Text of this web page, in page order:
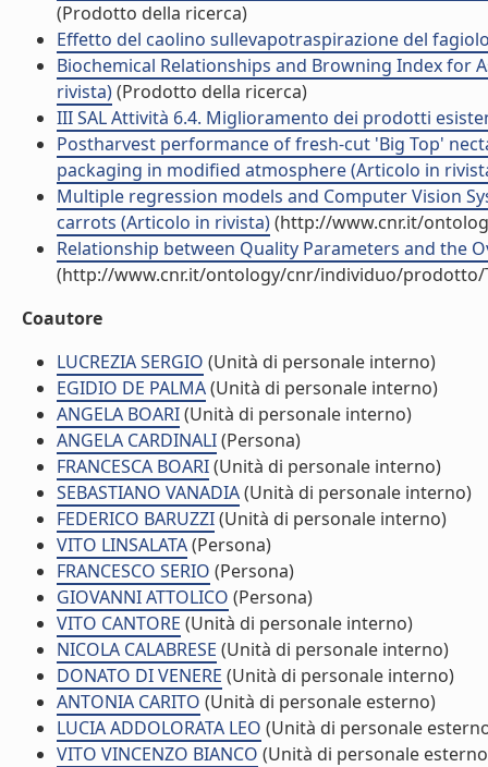
(Prodotto della ricerca)
Effetto del caolino sullevapotraspirazione del
Biochemical Relationships and Browning Index for
rivista)(Prodotto della ricerca)
III SAL Attività 6.4. Miglioramento dei prodotti
Postharvest performance of fresh-cut 'Big Top'
packaging in modified atmosphere (Articolo in
Multiple regression models and Computer Vision
carrots (Articolo in rivista)(http://www.cnr.it/
Relationship between Quality Parameters and the
(http://www.cnr.it/ontology/cnr/individuo/prodotto/
Coautore
LUCREZIA SERGIO (Unità di personale interno)
EGIDIO DE PALMA(Unità di personale interno)
ANGELA BOARI(Unità di personale interno)
ANGELA CARDINALI(Persona)
FRANCESCA BOARI(Unità di personale interno)
SEBASTIANO VANADIA(Unità di personale interno)
FEDERICO BARUZZI(Unità di personale interno)
VITO LINSALATA(Persona)
FRANCESCO SERIO (Persona)
GIOVANNI ATTOLICO (Persona)
VITO CANTORE (Unità di personale interno)
NICOLA CALABRESE (Unità di personale interno)
DONATO DI VENERE (Unità di personale interno)
ANTONIA CARITO (Unità di personale esterno)
LUCIA ADDOLORATA LEO (Unità di personale
VITO VINCENZO BIANCO (Unità di personale